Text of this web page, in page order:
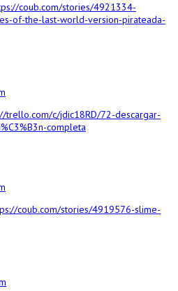
coub.com/stories/4921334-
of-the-last-world-version-pirateada-
trello.com/c/jdic18RD/72-descargar-
completa
coub.com/stories/4919576-slime-